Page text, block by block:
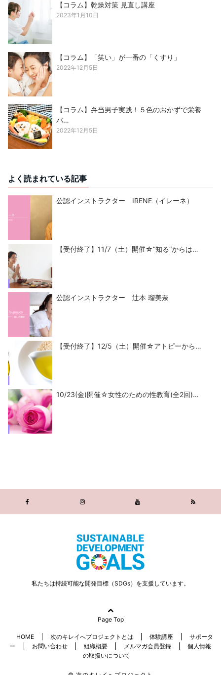
【コラム】乾燥対策 見直し講座
2023年1月10日
【コラム】「笑い」が一番の「くすり」
2022年12月5日
【コラム】弁当男子実践！５色のおかずで栄養
バ…
2022年12月5日
よく読まれている記事
公認インストラクター IRENE（イレーネ）
【受付終了】11/7（土）開催☆“知る“からは…
公認インストラクター 辻本 瑠美奈
【受付終了】12/5（土）開催☆アトピーから…
10/23(金)開催☆女性のための性教育(全2回)…
私たちは持続可能な開発目標（SDGs）を支援しています。
Page Top
HOME 次のキレイへプロジェクトとは 体験講座
サポータ
ー
お問い合わせ 組織概要 メルマガ会員登録
個人情報
の取扱いについて